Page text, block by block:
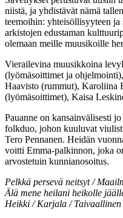
niistä, ja yhdistävät nämä
teemoihin: yhteisöllisyyteen ja
arkistojen edustaman
olemaan meille muusikoille
Vierailevina muusikkoina
(lyömäsoittimet ja
Haavisto (rummut), Karoliina
(lyömäsoittimet), Kaisa
Pauanne on kansainvälisesti
folkduo, johon kuuluvat
Tero Pennanen. Heidän
voitti Emma-palkinnon, joka
arvostetuin kunnianosoitus.
Pelkkä persevä neitsyt /
Älä mene heilani heikolle
Heikki / Karjala /